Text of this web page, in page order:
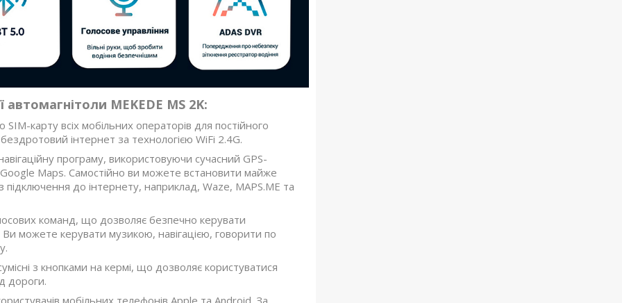
автомагнітоли MEKEDE MS 2K:
карту всіх мобільних операторів для постійного
інтернет за технологією WiFi 2.4G.
програму, використовуючи сучасний GPS-
Maps. Самостійно ви можете встановити майже
до інтернету, наприклад, Waze, MAPS.ME та
команд, що дозволяє безпечно керувати
Ви можете керувати музикою, навігацією, говорити по
з кнопками на кермі, що дозволяє користуватися
дороги.
мобільних телефонів Apple та Android. За